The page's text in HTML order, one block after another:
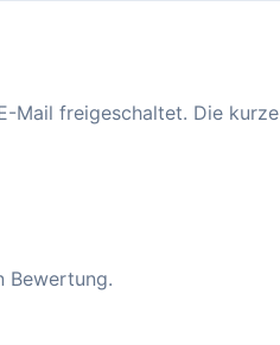
Mail freigeschaltet. Die kurze
Bewertung.